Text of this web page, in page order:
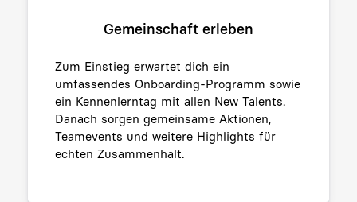
Gemeinschaft erleben
Zum Einstieg erwartet dich ein
umfassendes Onboarding-Programm sowie
ein Kennenlerntag mit allen New Talents.
Danach sorgen gemeinsame Aktionen,
Teamevents und weitere Highlights für
echten Zusammenhalt.